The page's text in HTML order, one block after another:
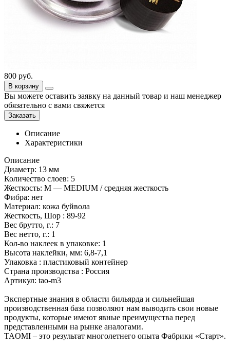
800 руб.
В корзину
Вы можете оставить заявку на данный товар и наш менеджер
обязательно с вами свяжется
Заказать
Описание
Характеристики
Описание
Диаметр: 13 мм
Количество слоев: 5
Жесткость: М — MEDIUM / средняя жесткость
Фибра: нет
Материал: кожа буйвола
Жесткость, Шор : 89-92
Вес брутто, г.: 7
Вес нетто, г.: 1
Кол-во наклеек в упаковке: 1
Высота наклейки, мм: 6,8-7,1
Упаковка : пластиковый контейнер
Страна производства : Россия
Артикул: tao-m3
Экспертные знания в области бильярда и сильнейшая
производственная база позволяют нам выводить свои новые
продукты, которые имеют явные преимущества перед
представленными на рынке аналогами.
TAOMI – это результат многолетнего опыта Фабрики «Старт».